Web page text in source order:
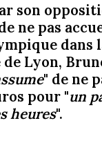
son
ne pas
dans
Lyon,
" de ne
pour "un
heures".